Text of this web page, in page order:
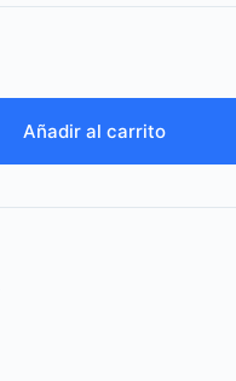
Añadir al carrito